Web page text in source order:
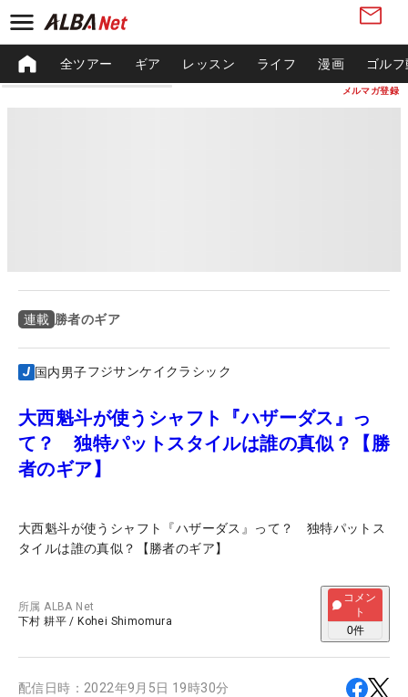
メルマガ登録
全ツアー ギア レッスン ライフ 漫画 ゴル
連載 勝者のギア
国内男子フジサンケイクラシック
大西魁斗が使うシャフト『ハザーダス』っ
て？ 独特パットスタイルは誰の真似？【勝
者のギア】
大西魁斗が使うシャフト『ハザーダス』って？ 独特パットス
タイルは誰の真似？【勝者のギア】
所属ALBA Net
下村 耕平 / Kohei Shimomura
コメン
ト
0件
配信日時： 2022年9月5日 19時30分